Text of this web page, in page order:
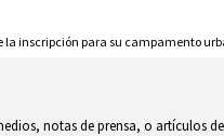
la inscripción para su campamento
notas de prensa, o artículos